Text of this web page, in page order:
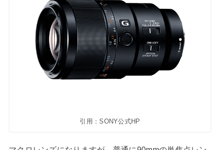
引用：SONY公式HP